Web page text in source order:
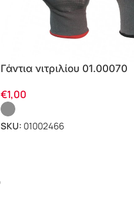
Γάντια νιτριλίου 01.00070
€1,00
SKU: 01002466